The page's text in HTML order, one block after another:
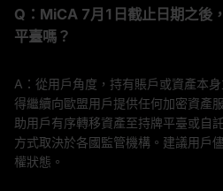
Q：MiCA 7月1日截止日期之後
平臺嗎？
A：從用戶角度，持有賬戶或資產本
得繼續向歐盟用戶提供任何加密資產
助用戶有序轉移資產至持牌平臺或自
方式取決於各國監管機構。建議用戶
權狀態。